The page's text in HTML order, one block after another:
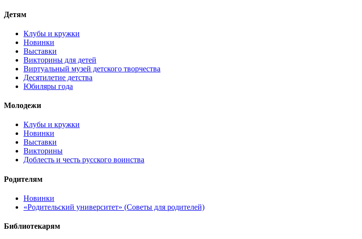
Детям
Клубы и кружки
Новинки
Выставки
Викторины для детей
Виртуальный музей детского творчества
Десятилетие детства
Юбиляры года
Молодежи
Клубы и кружки
Новинки
Выставки
Викторины
Доблесть и честь русского воинства
Родителям
Новинки
«Родительский университет» (Советы для родителей)
Библиотекарям